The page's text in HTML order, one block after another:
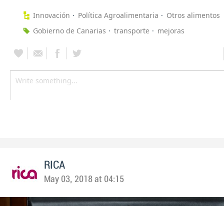
Innovación Política Agroalimentaria
Otros alimentos
Gobierno de Canarias
transporte mejoras
RICA
May 03, 2018 at 04:15